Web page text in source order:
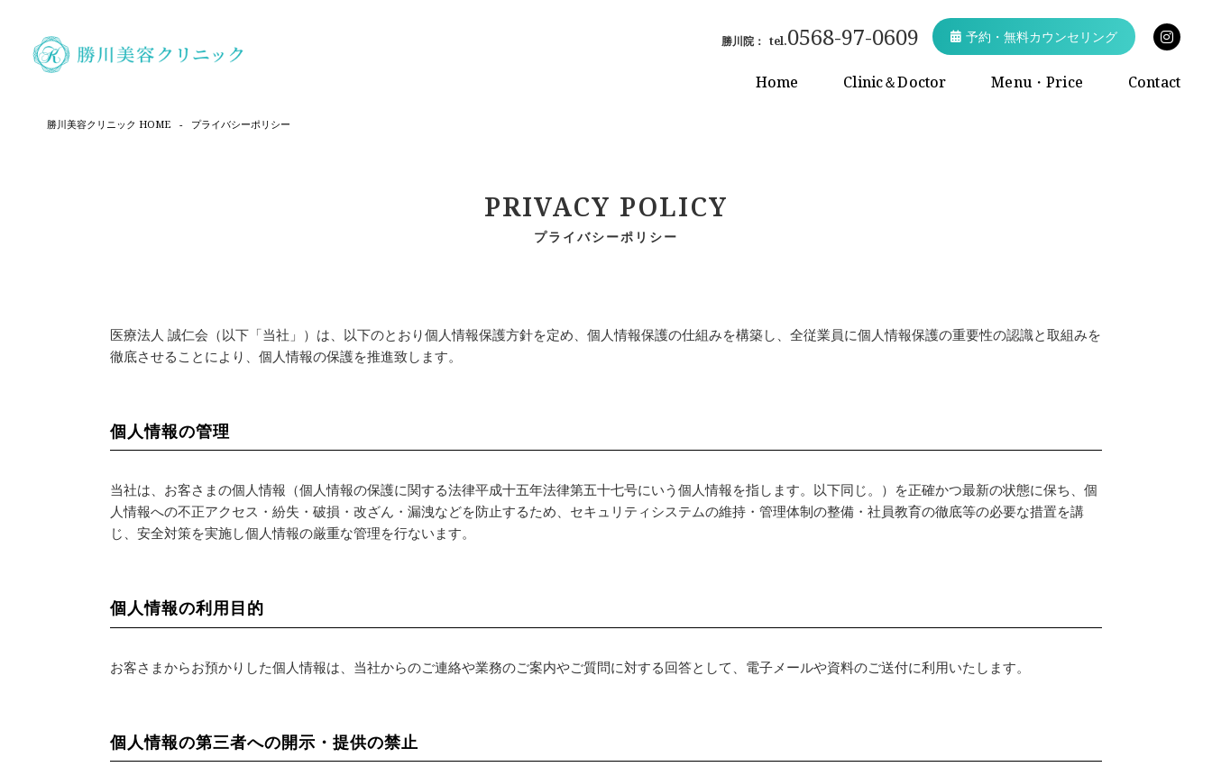
勝川院： tel.0568-97-0609 予約・無料カウンセリング
Home Clinic＆Doctor Menu・Price Contact
勝川美容クリニック HOME - プライバシーポリシー
PRIVACY POLICY
プライバシーポリシー
医療法人 誠仁会（以下「当社」）は、以下のとおり個人情報保護方針を定め、個人情報保護の仕組みを構築し、全従業員に個人情報保護の重要性の認識と取組みを
徹底させることにより、個人情報の保護を推進致します。
個人情報の管理
当社は、お客さまの個人情報（個人情報の保護に関する法律平成十五年法律第五十七号にいう個人情報を指します。以下同じ。）を正確かつ最新の状態に保ち、個
人情報への不正アクセス・紛失・破損・改ざん・漏洩などを防止するため、セキュリティシステムの維持・管理体制の整備・社員教育の徹底等の必要な措置を講
じ、安全対策を実施し個人情報の厳重な管理を行ないます。
個人情報の利用目的
お客さまからお預かりした個人情報は、当社からのご連絡や業務のご案内やご質問に対する回答として、電子メールや資料のご送付に利用いたします。
個人情報の第三者への開示・提供の禁止